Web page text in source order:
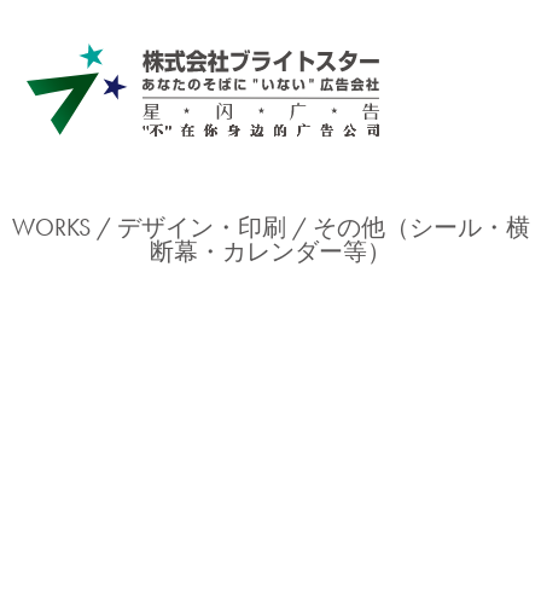
WORKS / デザイン・印刷 その他（シール・横
断幕・カレンダー等）